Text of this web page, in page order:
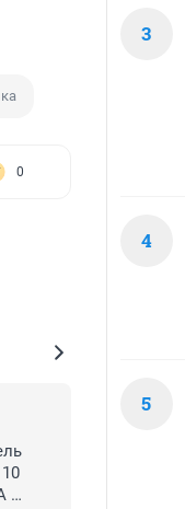
0
3
4
5